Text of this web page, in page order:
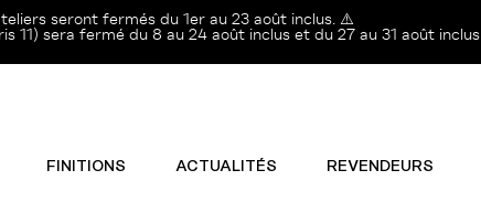
seront fermés du 1er au 23 août inclus. ⚠️
11) sera fermé du 8 au 24 août inclus et du 27 au 31 août inclus.
FINITIONS ACTUALITÉS REVENDEURS